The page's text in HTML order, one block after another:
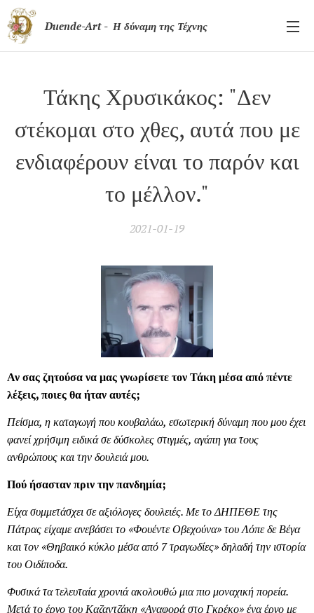
Duende-Art - Η δύναμη της Τέχνης
Τάκης Χρυσικάκος: "Δεν
στέκομαι στο χθες, αυτά που με
ενδιαφέρουν είναι το παρόν και
το μέλλον."
2021-01-19
Αν σας ζητούσα να μας γνωρίσετε τον Τάκη μέσα από πέντε
λέξεις, ποιες θα ήταν αυτές;
Πείσμα, η καταγωγή που κουβαλάω, εσωτερική δύναμη που μου έχει
φανεί χρήσιμη ειδικά σε δύσκολες στιγμές, αγάπη για τους
ανθρώπους και την δουλειά μου.
Πού ήσασταν πριν την πανδημία;
Είχα συμμετάσχει σε αξιόλογες δουλειές. Με το ΔΗΠΕΘΕ της
Πάτρας είχαμε ανεβάσει το «Φουέντε Οβεχούνα» του Λόπε δε Βέγα
και τον «Θηβαικό κύκλο μέσα από 7 τραγωδίες» δηλαδή την ιστορία
του Οιδίποδα.
Φυσικά τα τελευταία χρονιά ακολουθώ μια πιο μοναχική πορεία.
Μετά το έργο του Καζαντζάκη «Αναφορά στο Γκρέκο» ένα έργο με